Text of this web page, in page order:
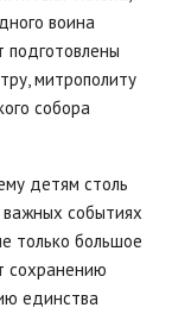
воина
митрополиту
собора
детям столь
событиях
только большое
сохранению
единства